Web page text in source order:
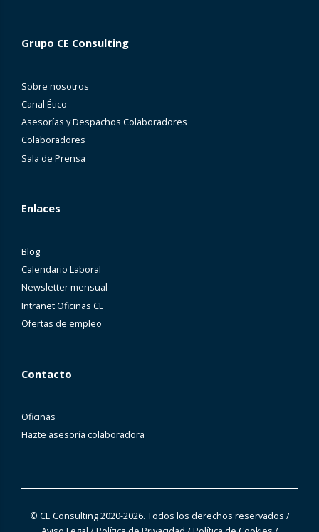
Grupo CE Consulting
Sobre nosotros
Canal Ético
Asesorías y Despachos Colaboradores
Colaboradores
Sala de Prensa
Enlaces
Blog
Calendario Laboral
Newsletter mensual
Intranet Oficinas CE
Ofertas de empleo
Contacto
Oficinas
Hazte asesoría colaboradora
© CE Consulting 2020-2026. Todos los derechos reservados /